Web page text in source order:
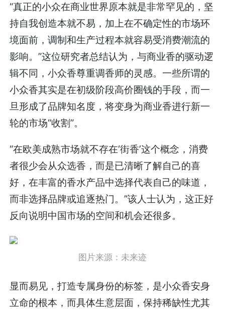
“真正的小众在商业世界原本就是非常罕见的，坚
持自我创造本就不易，加上在不确定性的市场环
境面前，调制和生产过程本就容易受消费潮流的
影响。”这位研究者总结认为，与商业香的驱动逻
辑不同，小众香尊重调香师的灵感。一些所谓的
小众香其实是在初级阶段高价圈钱的手段，而一
旦形成了品牌知名度，将变身为商业香进行新一
轮的市场“收割”。
“在欧美成熟市场就不存在‘街香’这个概念，消费
者很少会从众选香，而是已清晰了解自己的喜
好，在丰富的香水产品中选择代表自己的味道，
而非选择品牌或追逐热门。”该人士认为，这正好
反向说明中国市场的空间和机会还很多。
图片来源：未来迹
显而易见，打造专属身份的标签，是小众香安身
立命的根本，而具体生意层面，保持稀缺性尤其